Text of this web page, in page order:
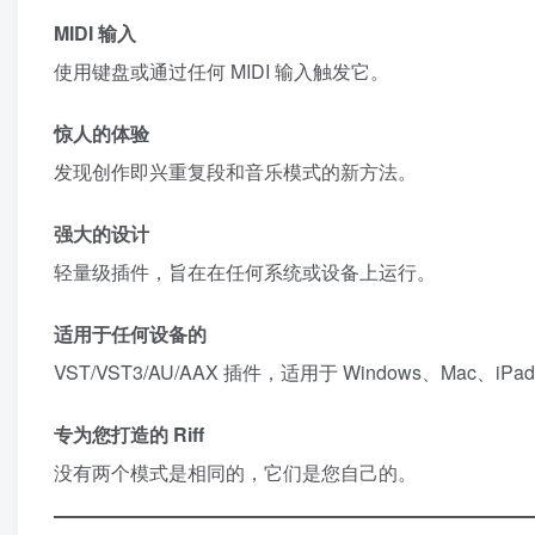
MIDI 输入
使用键盘或通过任何 MIDI 输入触发它。
惊人的体验
发现创作即兴重复段和音乐模式的新方法。
强大的设计
轻量级插件，旨在在任何系统或设备上运行。
适用于任何设备的
VST/VST3/AU/AAX 插件，适用于 Windows、Mac、iPad
专为您打造的 Riff
没有两个模式是相同的，它们是您自己的。